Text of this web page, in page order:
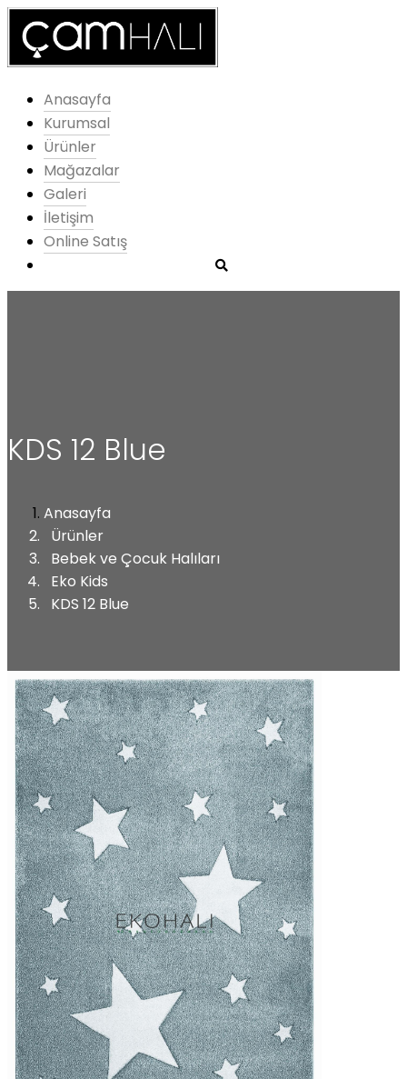
Anasayfa
Kurumsal
Ürünler
Mağazalar
Galeri
İletişim
Online Satış
KDS 12 Blue
Anasayfa
Ürünler
Bebek ve Çocuk Halıları
Eko Kids
KDS 12 Blue